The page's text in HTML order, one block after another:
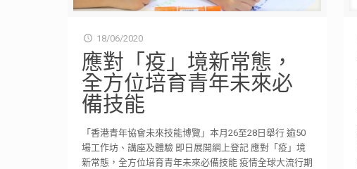
18/06/2020
應對「疫」境新常態，
全方位培育青年未來必
備技能
「香港青年協會未來技能博覽」本月26至28日舉行 逾50
場工作坊、講座及體驗 即日展開網上登記 應對「疫」境
新常態，全方位培育青年未來必備技能 疫情全球大流行期